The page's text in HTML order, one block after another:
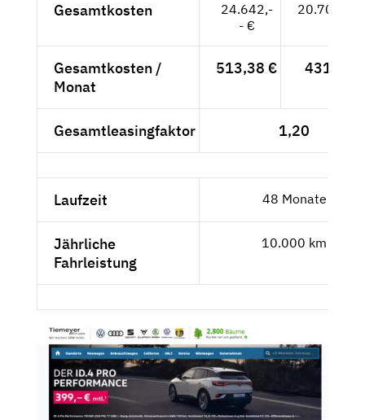
Gesamtkosten
24.642,-
- €
20.707,56
Gesamtkosten /
Monat
513,38 € 431,41 €
Gesamtleasingfaktor 1,20
Laufzeit 48 Monate
Jährliche
Fahrleistung
10.000 km